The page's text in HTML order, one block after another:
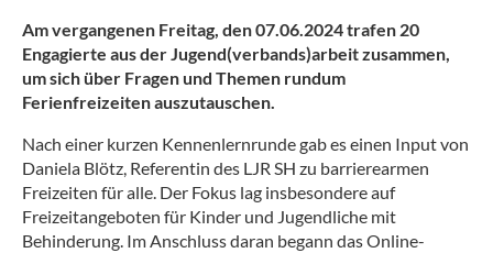
Am vergangenen Freitag, den 07.06.2024 trafen 20
Engagierte aus der Jugend(verbands)arbeit zusammen,
um sich über Fragen und Themen rundum
Ferienfreizeiten auszutauschen.
Nach einer kurzen Kennenlernrunde gab es einen Input von
Daniela Blötz, Referentin des LJR SH zu barrierearmen
Freizeiten für alle. Der Fokus lag insbesondere auf
Freizeitangeboten für Kinder und Jugendliche mit
Behinderung. Im Anschluss daran begann das Online-